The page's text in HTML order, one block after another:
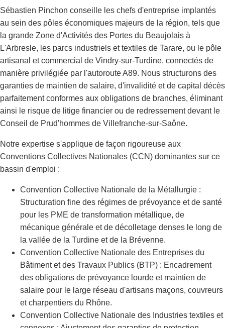
Sébastien Pinchon conseille les chefs d'entreprise implantés
au sein des pôles économiques majeurs de la région, tels que
la grande Zone d'Activités des Portes du Beaujolais à
L'Arbresle, les parcs industriels et textiles de Tarare, ou le pôle
artisanal et commercial de Vindry-sur-Turdine, connectés de
manière privilégiée par l'autoroute A89. Nous structurons des
garanties de maintien de salaire, d'invalidité et de capital décès
parfaitement conformes aux obligations de branches, éliminant
ainsi le risque de litige financier ou de redressement devant le
Conseil de Prud'hommes de Villefranche-sur-Saône.
Notre expertise s'applique de façon rigoureuse aux
Conventions Collectives Nationales (CCN) dominantes sur ce
bassin d'emploi :
Convention Collective Nationale de la Métallurgie :
Structuration fine des régimes de prévoyance et de santé
pour les PME de transformation métallique, de
mécanique générale et de décolletage denses le long de
la vallée de la Turdine et de la Brévenne.
Convention Collective Nationale des Entreprises du
Bâtiment et des Travaux Publics (BTP) : Encadrement
des obligations de prévoyance lourde et maintien de
salaire pour le large réseau d'artisans maçons, couvreurs
et charpentiers du Rhône.
Convention Collective Nationale des Industries textiles et